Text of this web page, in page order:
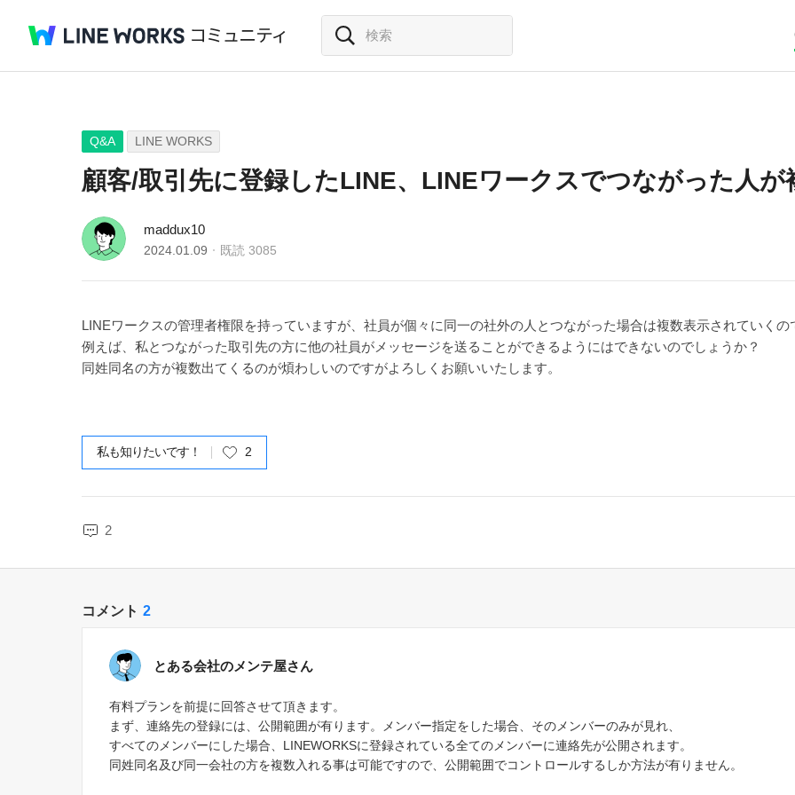
Q&A LINE WORKS
顧客/取引先に登録したLINE、LINEワークスでつながった人
maddux10
2024.01.09 既読 3085
LINEワークスの管理者権限を持っていますが、社員が個々に同一の社外の人とつながった場合は複数表示されていくの
例えば、私とつながった取引先の方に他の社員がメッセージを送ることができるようにはできないのでしょうか？
同姓同名の方が複数出てくるのが煩わしいのですがよろしくお願いいたします。
私も知りたいです！ 2
2
コメント 2
とある会社のメンテ屋さん
有料プランを前提に回答させて頂きます。
まず、連絡先の登録には、公開範囲が有ります。メンバー指定をした場合、そのメンバーのみが見れ、
すべてのメンバーにした場合、LINEWORKSに登録されている全てのメンバーに連絡先が公開されます。
同姓同名及び同一会社の方を複数入れる事は可能ですので、公開範囲でコントロールするしか方法が有りません。